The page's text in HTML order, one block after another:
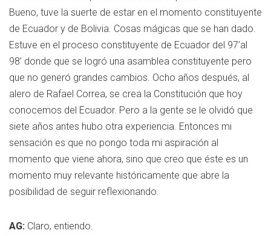
Bueno, tuve la suerte de estar en el momento constituyente
de Ecuador y de Bolivia. Cosas mágicas que se han dado.
Estuve en el proceso constituyente de Ecuador del 97’al
98’ donde que se logró una asamblea constituyente pero
que no generó grandes cambios. Ocho años después, al
alero de Rafael Correa, se crea la Constitución que hoy
conocemos del Ecuador. Pero a la gente se le olvidó que
siete años antes hubo otra experiencia. Entonces mi
sensación es que no pongo toda mi aspiración al
momento que viene ahora, sino que creo que éste es un
momento muy relevante históricamente que abre la
posibilidad de seguir reflexionando.
AG: Claro, entiendo.